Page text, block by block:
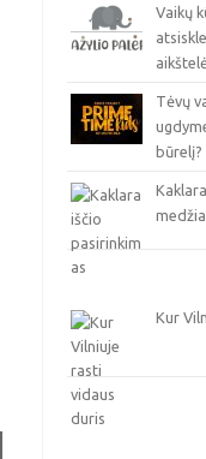
Vaikų
Tėvų
būrelį?
Kur